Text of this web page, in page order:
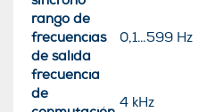
rango de
frecuencias
de salida
0,1…599 Hz
frecuencia
de
4 kHz